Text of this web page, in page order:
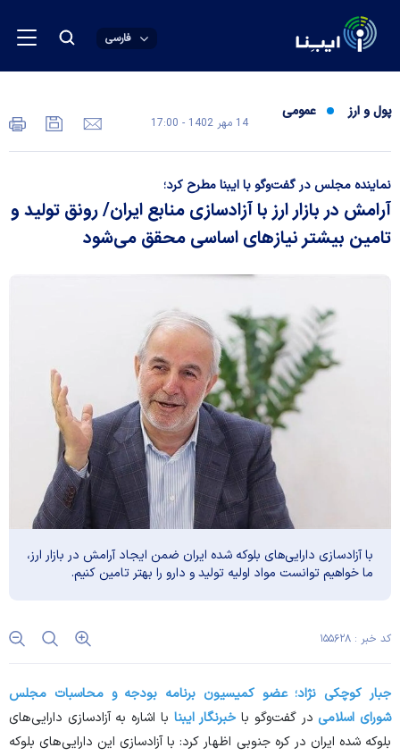
فارسی
پول و ارز عمومی
14 مهر 1402 - 17:00
نماینده مجلس در گفت‌وگو با ایبنا مطرح کرد؛
آرامش در بازار ارز با آزادسازی منابع ایران/ رونق تولید و
تامین بیشتر نیاز‌های اساسی محقق می‌شود
با آزادسازی دارایی‌های بلوکه شده ایران ضمن ایجاد آرامش در بازار ارز،
ما خواهیم توانست مواد اولیه تولید و دارو را بهتر تامین کنیم.
کد خبر : ۱۵۵۶۲۸
جبار کوچکی نژاد؛ عضو کمیسیون برنامه بودجه و محاسبات مجلس
شورای اسلامی در گفت‌وگو با خبرنگار ایبنا با اشاره به آزادسازی دارایی‌های
بلوکه شده ایران در کره جنوبی اظهار کرد: با آزادسازی این دارایی‌های بلوکه